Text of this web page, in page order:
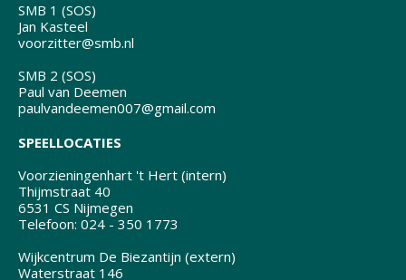
SMB 1 (SOS)
Jan Kasteel
voorzitter@smb.nl
SMB 2 (SOS)
Paul van Deemen
paulvandeemen007@gmail.com
SPEELLOCATIES
Voorzieningenhart 't Hert (intern)
Thijmstraat 40
6531 CS Nijmegen
Telefoon: 024 - 350 1773
Wijkcentrum De Biezantijn (extern)
Waterstraat 146